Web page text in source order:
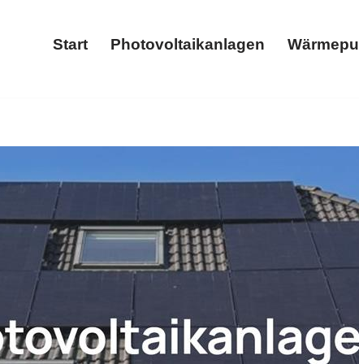
Start Photovoltaikanlagen
✓Stromspeicher, Wärmepumpe,
✓Wärmepumpe, ✓Solaranlage,